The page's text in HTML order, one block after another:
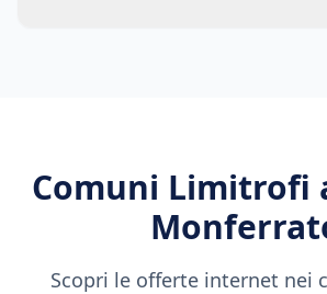
Comuni Limitrofi
Scopri le offerte internet nei